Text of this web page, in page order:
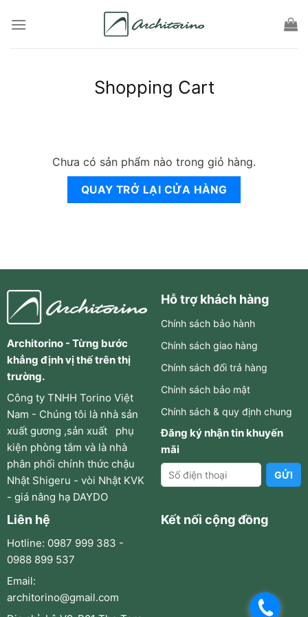
Shopping Cart
Chưa có sản phẩm nào trong giỏ hàng.
QUAY TRỞ LẠI CỬA HÀNG
Architorino - Từng bước
khẳng định vị thế trên thị
trường.
Công ty TNHH Torino Việt
Nam - Chúng tôi là nhà sản
xuất gương ,sản xuất phụ
kiện phòng tắm và là nhà
phân phối chính thức chậu
Nhật Shigeru - vòi Nhật KVK
- giá nâng hạ DAYDO
Hỗ trợ khách hàng
Chính sách bảo hành
Chính sách giao hàng
Chính sách đổi trả hàng
Chính sách bảo mật
Chính sách & quy định chung
Đăng ký nhận tin khuyến
mãi
Liên hệ
Hotline: 0987 999 383 -
0988 899 537
Email:
architorino@gmail.com
Kết nối cộng đồng
.